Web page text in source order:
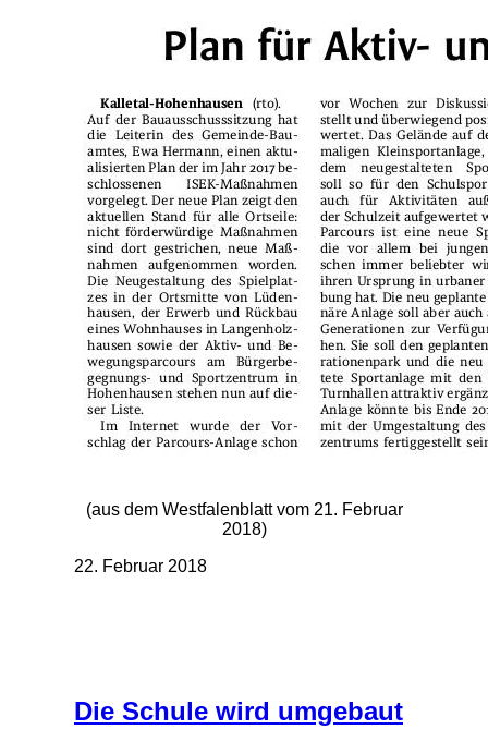
(aus dem Westfalenblatt vom 21. Februar
2018)
22. Februar 2018
Die Schule wird umgebaut